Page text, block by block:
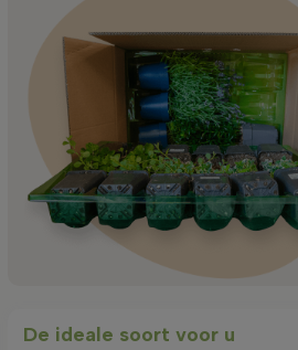
De ideale soort voor u